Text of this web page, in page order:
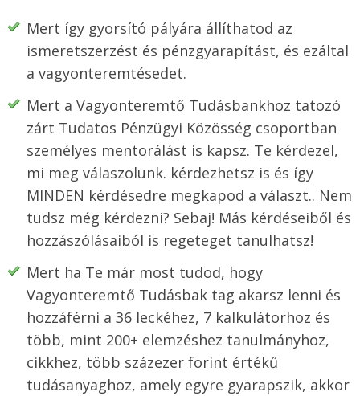
Mert így gyorsító pályára állíthatod az
ismeretszerzést és pénzgyarapítást, és ezáltal
a vagyonteremtésedet.
Mert a Vagyonteremtő Tudásbankhoz tatozó
zárt Tudatos Pénzügyi Közösség csoportban
személyes mentorálást is kapsz. Te kérdezel,
mi meg válaszolunk. kérdezhetsz is és így
MINDEN kérdésedre megkapod a választ.. Nem
tudsz még kérdezni? Sebaj! Más kérdéseiből és
hozzászólásaiból is regeteget tanulhatsz!
Mert ha Te már most tudod, hogy
Vagyonteremtő Tudásbak tag akarsz lenni és
hozzáférni a 36 leckéhez, 7 kalkulátorhoz és
több, mint 200+ elemzéshez tanulmányhoz,
cikkhez, több százezer forint értékű
tudásanyaghoz, amely egyre gyarapszik, akkor